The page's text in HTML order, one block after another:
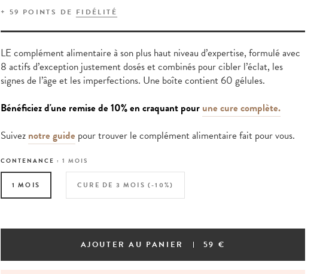
+ 59 POINTS DE FIDÉLITÉ
LE complément alimentaire à son plus haut niveau d’expertise, formulé avec
8 actifs d’exception justement dosés et combinés pour cibler l’éclat, les
signes de l’âge et les imperfections. Une boîte contient 60 gélules.
Bénéficiez d'une remise de 10% en craquant pour une cure complète.
Suivez notre guide pour trouver le complément alimentaire fait pour vous.
CONTENANCE : 1 MOIS
1 MOIS CURE DE 3 MOIS (-10%)
AJOUTER AU PANIER 59 €